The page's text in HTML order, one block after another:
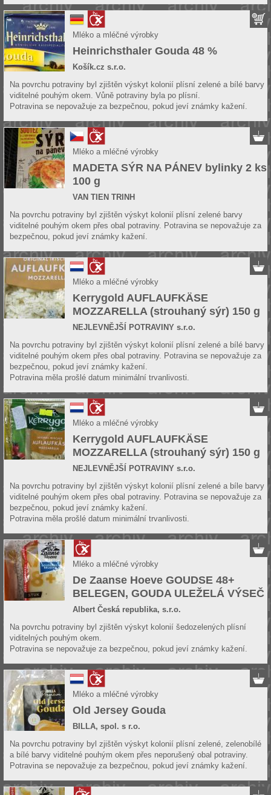
Mléko a mléčné výrobky
Heinrichsthaler Gouda 48 %
Košík.cz s.r.o.
Na povrchu potraviny byl zjištěn výskyt kolonií plísní zelené a bílé barvy
viditelné pouhým okem. Vůně potraviny byla po plísní.
Potravina se nepovažuje za bezpečnou, pokud jeví známky kažení.
Mléko a mléčné výrobky
MADETA SÝR NA PÁNEV bylinky 2 ks
100 g
VAN TIEN TRINH
Na povrchu potraviny byl zjištěn výskyt kolonií plísní zelené barvy
viditelné pouhým okem přes obal potraviny. Potravina se nepovažuje za
bezpečnou, pokud jeví známky kažení.
Mléko a mléčné výrobky
Kerrygold AUFLAUFKÄSE
MOZZARELLA (strouhaný sýr) 150 g
NEJLEVNĚJŠÍ POTRAVINY s.r.o.
Na povrchu potraviny byl zjištěn výskyt kolonií plísní zelené a bílé barvy
viditelné pouhým okem přes obal potraviny. Potravina se nepovažuje za
bezpečnou, pokud jeví známky kažení.
Potravina měla prošlé datum minimální trvanlivosti.
Mléko a mléčné výrobky
Kerrygold AUFLAUFKÄSE
MOZZARELLA (strouhaný sýr) 150 g
NEJLEVNĚJŠÍ POTRAVINY s.r.o.
Na povrchu potraviny byl zjištěn výskyt kolonií plísní zelené a bíle barvy
viditelné pouhým okem přes obal potraviny. Potravina se nepovažuje za
bezpečnou, pokud jeví známky kažení.
Potravina měla prošlé datum minimální trvanlivosti.
Mléko a mléčné výrobky
De Zaanse Hoeve GOUDSE 48+
BELEGEN, GOUDA ULEŽELÁ VÝSEČ
Albert Česká republika, s.r.o.
Na povrchu potraviny byl zjištěn výskyt kolonií šedozelených plísní
viditelných pouhým okem.
Potravina se nepovažuje za bezpečnou, pokud jeví známky kažení.
Mléko a mléčné výrobky
Old Jersey Gouda
BILLA, spol. s r.o.
Na povrchu potraviny byl zjištěn výskyt kolonií plísní zelené, zelenobílé
a bílé barvy viditelné pouhým okem přes neporušený obal potraviny.
Potravina se nepovažuje za bezpečnou, pokud jeví známky kažení.